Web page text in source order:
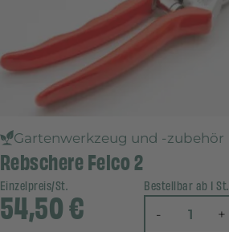
Gartenwerkzeug und -zubehör
Rebschere Felco 2
Einzelpreis/St.
54,50€
Bestellbar ab 1 St.
- +